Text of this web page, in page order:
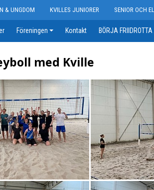
& UNGDOM KVILLES JUNIORER SENIOR OCH
Föreningen Kontakt BÖRJA
med Kville